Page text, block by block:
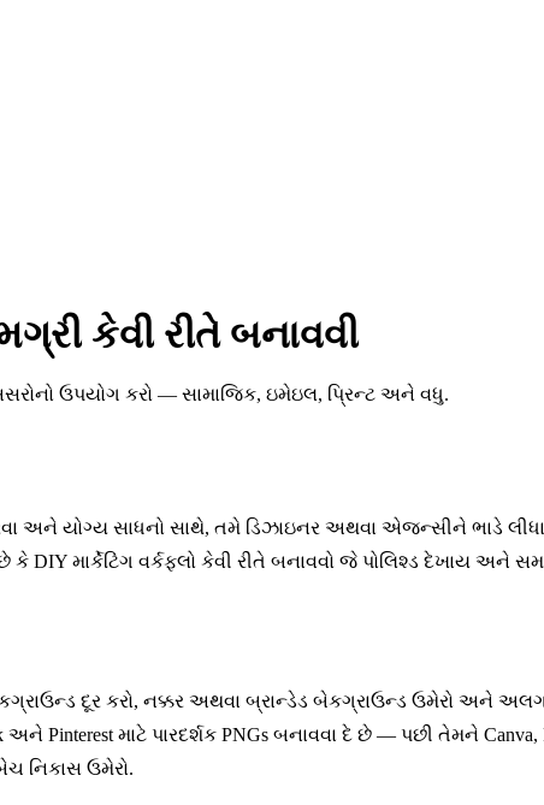
કેવી રીતે બનાવવી
ઉપયોગ કરો — સામાજિક, ઇમેઇલ, પ્રિન્ટ અને વધુ.
અને યોગ્ય સાધનો સાથે, તમે ડિઝાઇનર અથવા એજન્સીને ભાડે લીધા
DIY માર્કેટિંગ વર્કફ્લો કેવી રીતે બનાવવો જે પોલિશ્ડ દેખાય અને
દૂર કરો, નક્કર અથવા બ્રાન્ડેડ બેકગ્રાઉન્ડ ઉમેરો અને
Pinterest માટે પારદર્શક PNGs બનાવવા દે છે — પછી તેમને
નિકાસ ઉમેરો.